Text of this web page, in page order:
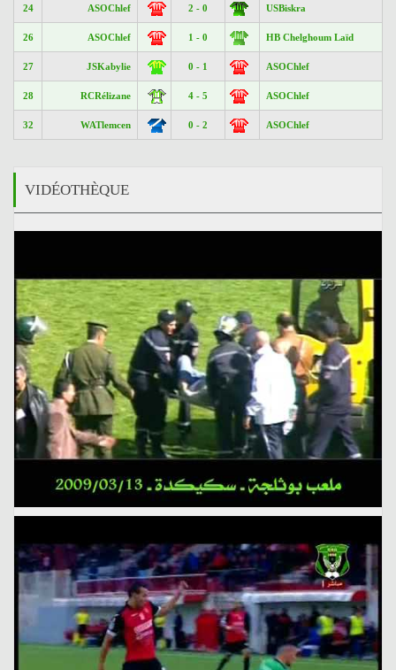
24 ASOChlef 2 - 0 USBiskra
26 ASOChlef 1 - 0 HB Chelghoum Laïd
27 JSKabylie 0 - 1 ASOChlef
28 RCRélizane 4 - 5 ASOChlef
32 WATlemcen 0 - 2 ASOChlef
VIDÉOTHÈQUE